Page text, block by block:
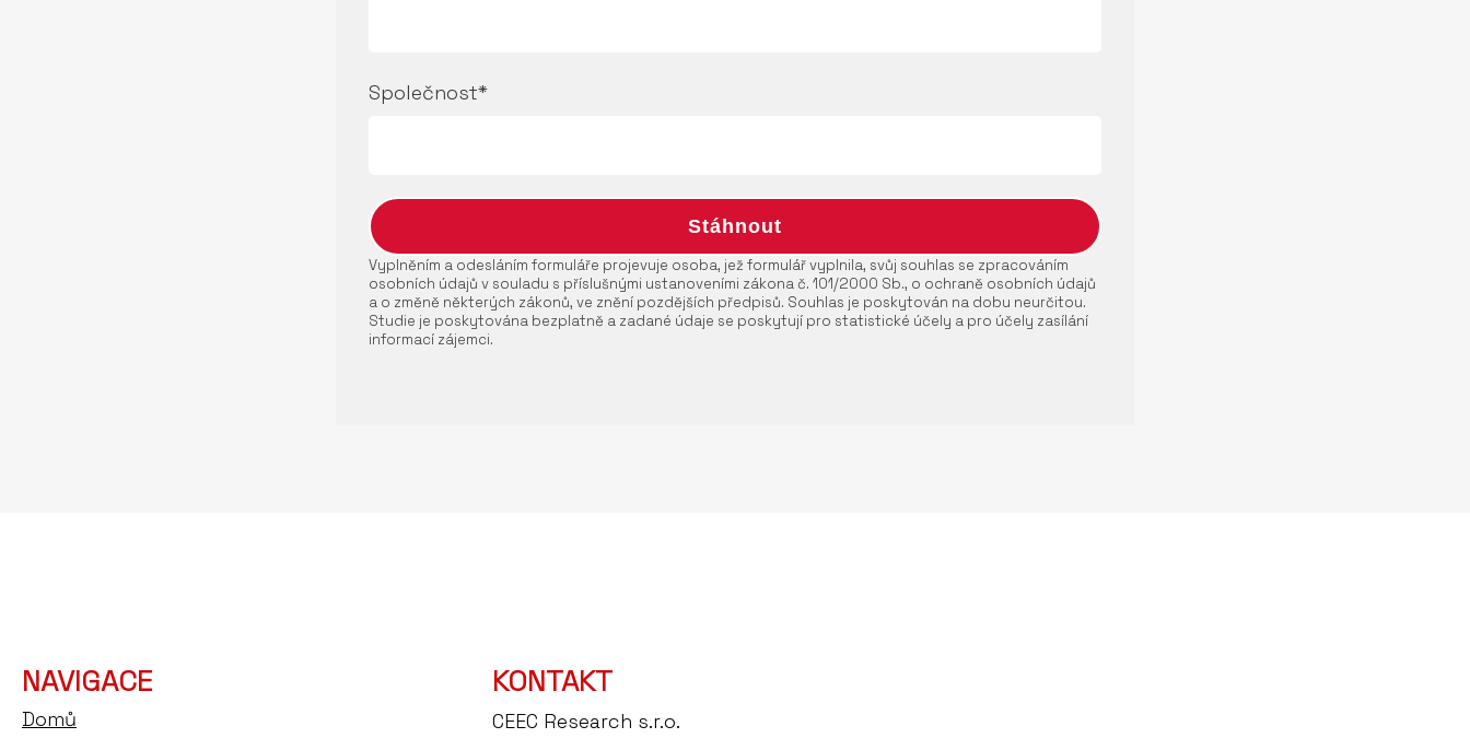
Společnost*
Vyplněním a odesláním formuláře projevuje osoba, jež formulář vyplnila, svůj souhlas se zpracováním
osobních údajů v souladu s příslušnými ustanoveními zákona č. 101/2000 Sb., o ochraně osobních údajů
a o změně některých zákonů, ve znění pozdějších předpisů. Souhlas je poskytován na dobu neurčitou.
Studie je poskytována bezplatně a zadané údaje se poskytují pro statistické účely a pro účely zasílání
informací zájemci.
NAVIGACE
Domů
KONTAKT
CEEC Research s.r.o.